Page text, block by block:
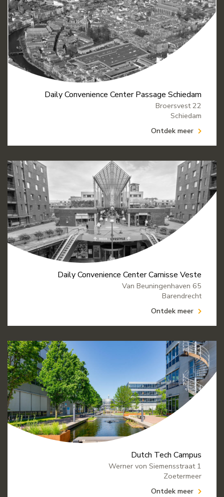
Daily Convenience Center Passage Schiedam
Broersvest 22
Schiedam
Ontdek meer
Daily Convenience Center Carnisse Veste
Van Beuningenhaven 65
Barendrecht
Ontdek meer
Dutch Tech Campus
Werner von Siemensstraat 1
Zoetermeer
Ontdek meer